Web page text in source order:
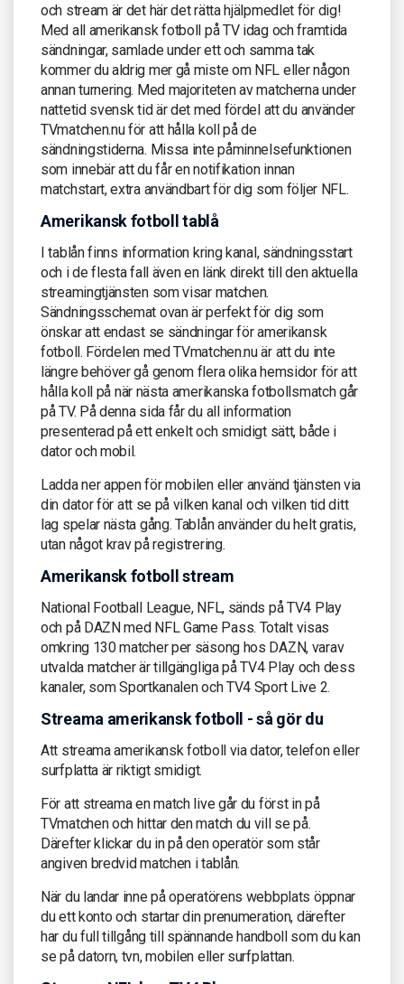
och stream är det här det rätta hjälpmedlet för dig!
Med all amerikansk fotboll på TV idag och framtida
sändningar, samlade under ett och samma tak
kommer du aldrig mer gå miste om NFL eller någon
annan turnering. Med majoriteten av matcherna under
nattetid svensk tid är det med fördel att du använder
TVmatchen.nu för att hålla koll på de
sändningstiderna. Missa inte påminnelsefunktionen
som innebär att du får en notifikation innan
matchstart, extra användbart för dig som följer NFL.
Amerikansk fotboll tablå
I tablån finns information kring kanal, sändningsstart
och i de flesta fall även en länk direkt till den aktuella
streamingtjänsten som visar matchen.
Sändningsschemat ovan är perfekt för dig som
önskar att endast se sändningar för amerikansk
fotboll. Fördelen med TVmatchen.nu är att du inte
längre behöver gå genom flera olika hemsidor för att
hålla koll på när nästa amerikanska fotbollsmatch går
på TV. På denna sida får du all information
presenterad på ett enkelt och smidigt sätt, både i
dator och mobil.
Ladda ner appen för mobilen eller använd tjänsten via
din dator för att se på vilken kanal och vilken tid ditt
lag spelar nästa gång. Tablån använder du helt gratis,
utan något krav på registrering.
Amerikansk fotboll stream
National Football League, NFL, sänds på TV4 Play
och på DAZN med NFL Game Pass. Totalt visas
omkring 130 matcher per säsong hos DAZN, varav
utvalda matcher är tillgängliga på TV4 Play och dess
kanaler, som Sportkanalen och TV4 Sport Live 2.
Streama amerikansk fotboll - så gör du
Att streama amerikansk fotboll via dator, telefon eller
surfplatta är riktigt smidigt.
För att streama en match live går du först in på
TVmatchen och hittar den match du vill se på.
Därefter klickar du in på den operatör som står
angiven bredvid matchen i tablån.
När du landar inne på operatörens webbplats öppnar
du ett konto och startar din prenumeration, därefter
har du full tillgång till spännande handboll som du kan
se på datorn, tvn, mobilen eller surfplattan.